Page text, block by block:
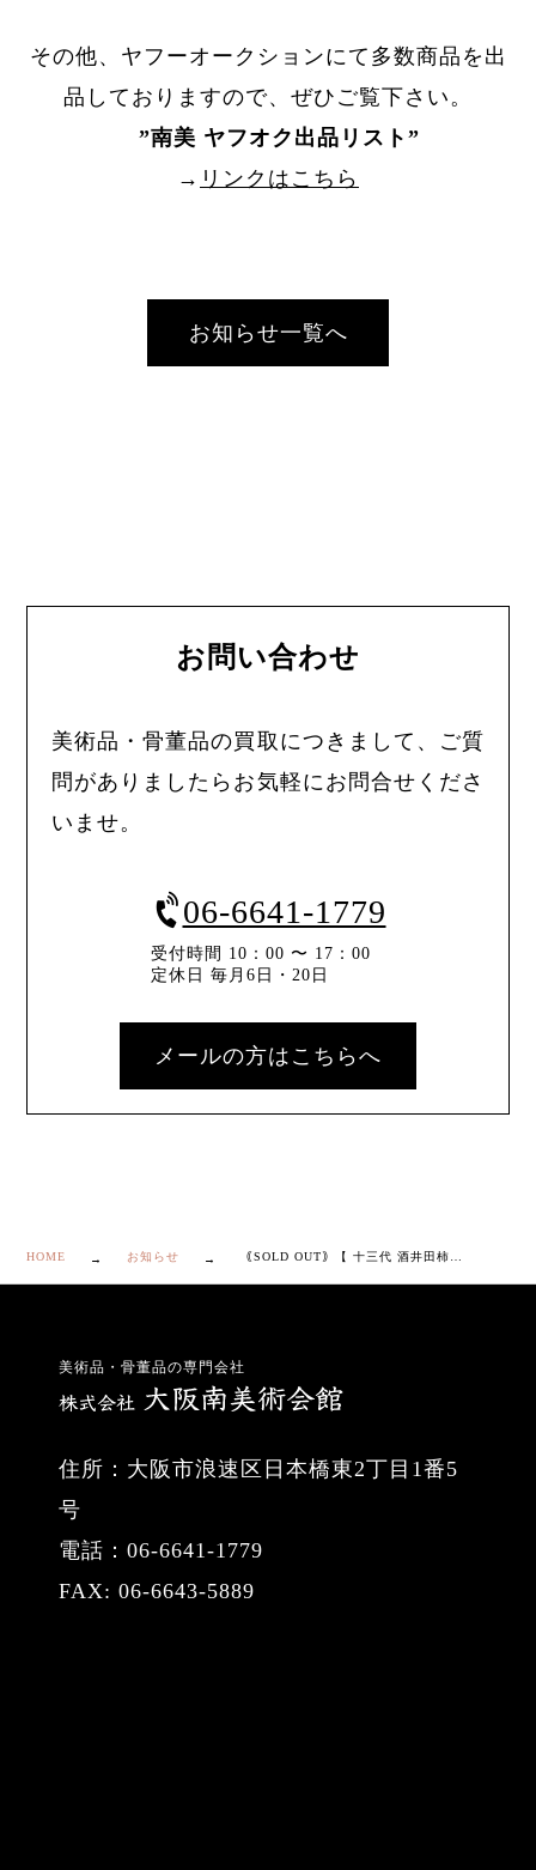
その他、ヤフーオークションにて多数商品を出
品しておりますので、ぜひご覧下さい。
”南美 ヤフオク出品リスト ”
→ リンクはこちら
お知らせ一覧へ
お問い合わせ
美術品・骨董品の買取につきまして、ご質
問がありましたらお気軽にお問合せくださ
いませ。
06-6641-1779
受付時間 10：00 〜 17：00
定休日 毎月6日・20日
メールの方はこちらへ
HOME お知らせ
美術品・骨董品の専門会社
住所：大阪市浪速区日本橋東2丁目1番5
号
電話：06-6641-1779
FAX: 06-6643-5889